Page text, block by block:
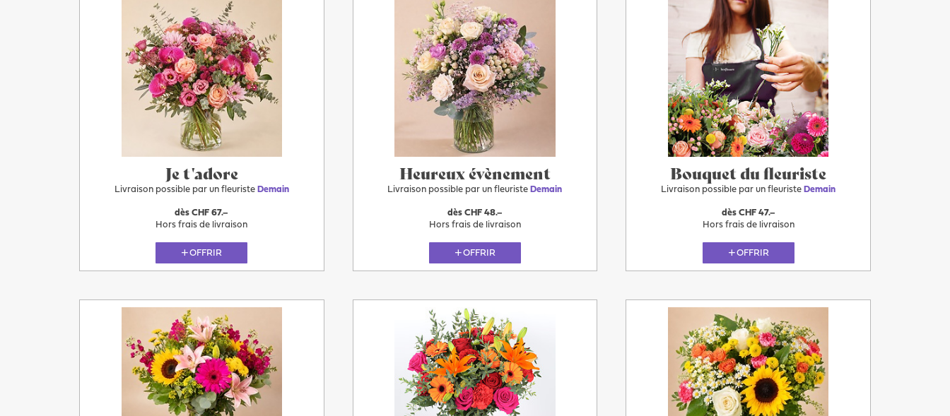
Plus
Après-
demain
Après-
demain
Plus
Demain
Je t'adore
Livraison possible par un fleuriste Demain
dès CHF 67.–
Hors frais de livraison
OFFRIR
Heureux évènement
Livraison possible par un fleuriste Demain
dès CHF 48.–
Hors frais de livraison
OFFRIR
Bouquet du fleuriste
Livraison possible par un fleuriste Demain
Plus
dès CHF 47.–
Hors frais de livraison
OFFRIR